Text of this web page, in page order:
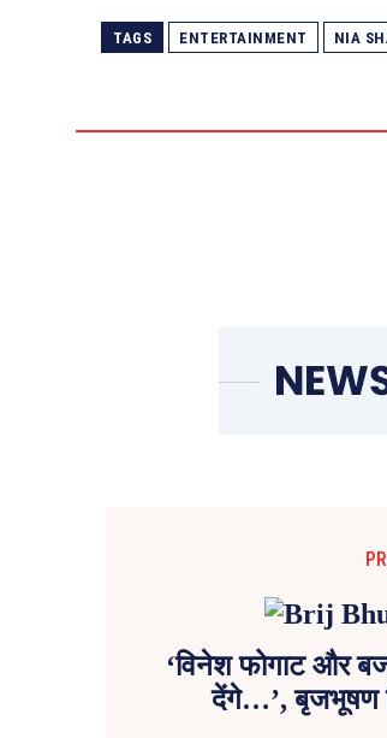
TAGS ENTERTAINMENT NIA
‘विनेश फोगाट और
देंगे…’, बृजभूषण